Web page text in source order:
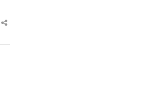
Share
post